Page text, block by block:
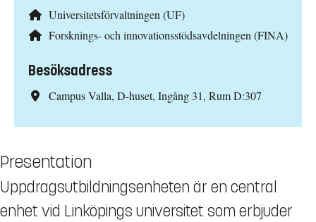
Universitetsförvaltningen (UF)
Forsknings- och innovationsstödsavdelningen (FINA)
Besöksadress
Campus Valla, D-huset, Ingång 31, Rum D:307
Presentation
Uppdragsutbildningsenheten är en central
enhet vid Linköpings universitet som erbjuder